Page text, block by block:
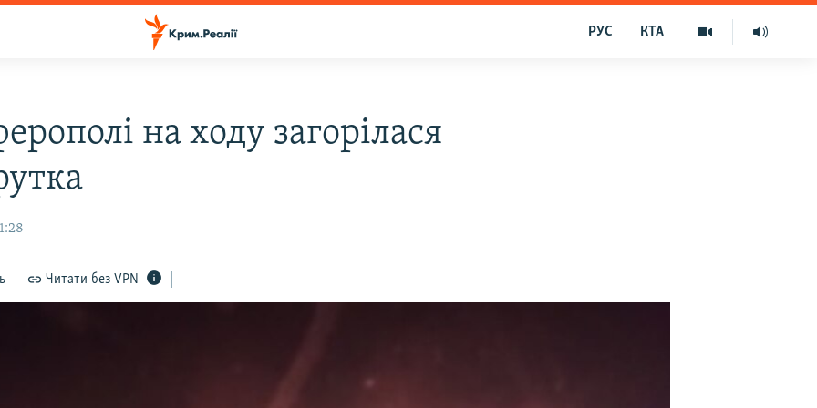
КТА
РУС
на ходу загорілася
Читати без VPN